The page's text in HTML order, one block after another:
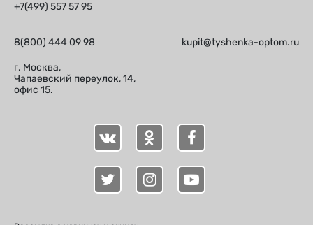
+7(499) 557 57 95
8(800) 444 09 98 kupit@tyshenka-optom.ru
г. Москва,
Чапаевский переулок, 14,
офис 15.